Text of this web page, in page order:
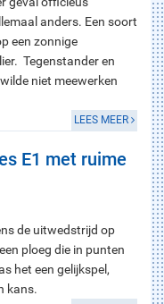
anders. Een soort
een zonnige
Tegenstander en
niet meewerken
LEES MEER
E1 met ruime
de uitwedstrijd op
ploeg die in punten
het een gelijkspel,
kans.